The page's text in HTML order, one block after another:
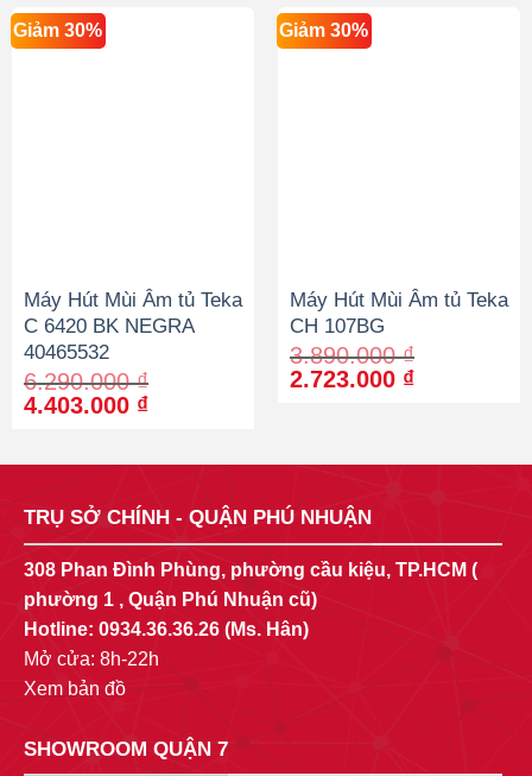
Giảm 30%
Máy Hút Mùi Âm tủ Teka
C 6420 BK NEGRA
40465532
6.290.000₫
Original
4.403.000 ₫Current
Giảm 30%
Máy Hút Mùi Âm tủ Teka
CH 107BG
3.890.000₫
Original
2.723.000 ₫Current
TRỤ SỞ CHÍNH - QUẬN PHÚ NHUẬN
308 Phan Đình Phùng, phường cầu kiệu, TP.HCM (
phường 1 , Quận Phú Nhuận cũ)
Hotline: 0934.36.36.26 (Ms. Hân)
Mở cửa: 8h-22h
Xem bản đồ
SHOWROOM QUẬN 7